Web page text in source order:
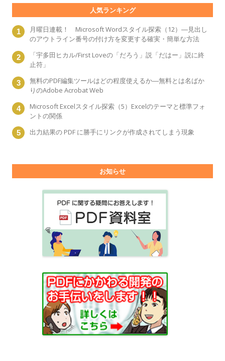
人気ランキング
月曜日連載！ Microsoft Wordスタイル探索（12）―見出し
のアウトライン番号の付け方を変更する確実・簡単な方法
「宇多田ヒカル/First Loveの「だろう」説「だはー」説に終
止符」
無料のPDF編集ツールはどの程度使えるか―無料とは名ばか
りのAdobe Acrobat Web
Microsoft Excelスタイル探索（5）Excelのテーマと標準フォ
ントの関係
出力結果の PDF に勝手にリンクが作成されてしまう現象
お知らせ